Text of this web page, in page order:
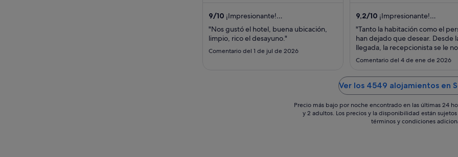
9/10 ¡Impresionante!
(1003 comentarios)
"Nos gustó el hotel, buena ubicación,
limpio, rico el desayuno."
Comentario del 1 de jul de 2026
9,2/10 ¡Impresionante!
(535 comentarios)
"Tanto la habitación como el
han dejado que desear. Desde
llegada, la recepcionista se le
solo importaba hacernos el
tranquila. La habitación está
no para un 5 estrellas. El baño
un armario, sin puerta como tal
Comentario del 4 de ene de 2026
Ver los 4549 alojamientos en
Precio más bajo por noche encontrado en las últimas 24
y 2 adultos. Los precios y la disponibilidad están
términos y condiciones